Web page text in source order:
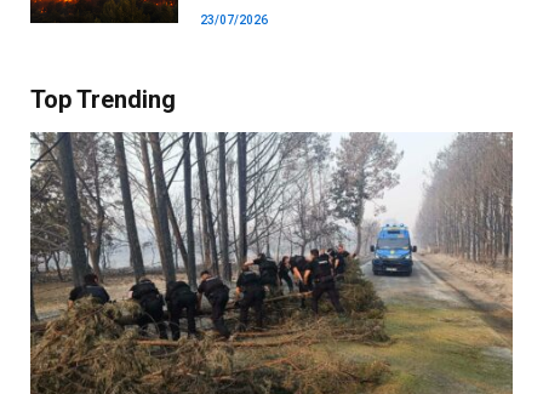
23/07/2026
Top Trending